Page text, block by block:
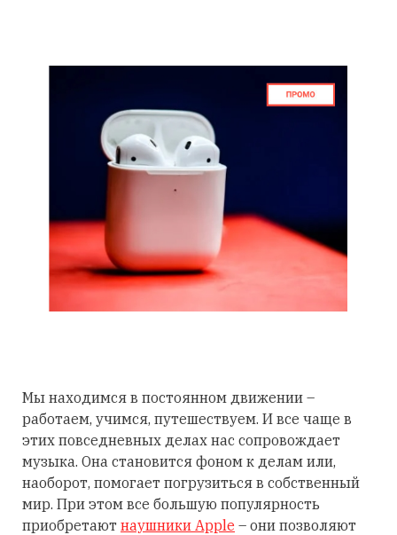
Мы находимся в постоянном движении –
работаем, учимся, путешествуем. И все чаще в
этих повседневных делах нас сопровождает
музыка. Она становится фоном к делам или,
наоборот, помогает погрузиться в собственный
мир. При этом все большую популярность
приобретают наушники Apple – они позволяют